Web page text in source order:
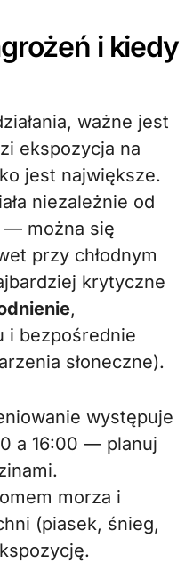
i kiedy
ważne jest
ekspozycja na
jest największe.
niezależnie od
— można się
przy chłodnym
krytyczne
,
i bezpośrednie
słoneczne).
występuje
a 16:00 — planuj
morza i
(piasek, śnieg,